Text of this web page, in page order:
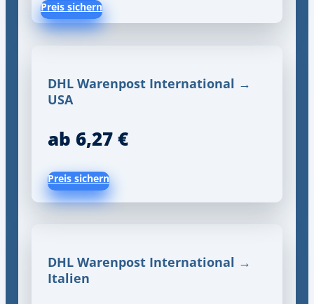
Preis sichern
DHL Warenpost International →
USA
ab 6,27 €
Preis sichern
DHL Warenpost International →
Italien